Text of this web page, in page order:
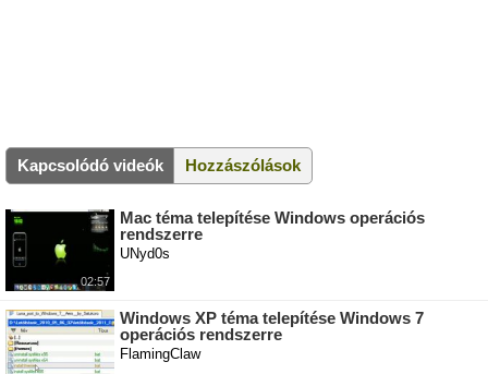
Kapcsolódó videók Hozzászólások
02:57
Mac téma telepítése Windows operációs
rendszerre
UNyd0s
Windows XP téma telepítése Windows 7
operációs rendszerre
FlamingClaw